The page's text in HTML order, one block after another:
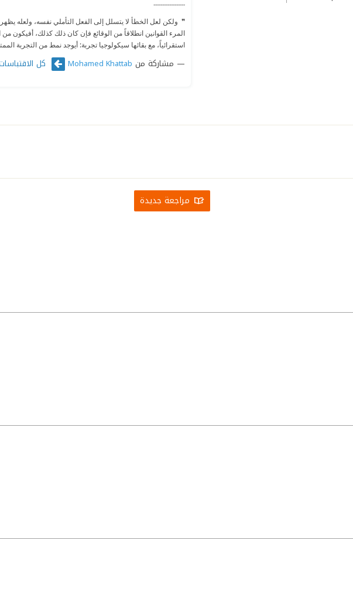
------------------
❞ ‫ ولكن لعل الخطأ لا يتسلل إلى الفعل التأملي نفسه، ولعله
المرء القوانين انطلاقاً من الوقائع فإن كان ذلك كذلك، أفيكون
استقرائياً، مع بقائها سيكولوجيا تجربة: أيوجد نمط من التجربة
مشاركة من Mohamed Khattab كل
مراجعة جديدة